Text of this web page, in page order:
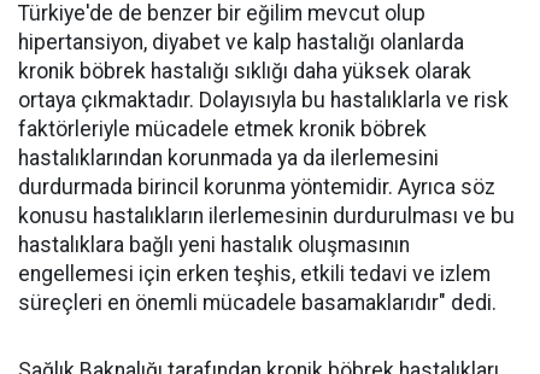
Türkiye'de de benzer bir eğilim mevcut olup
hipertansiyon, diyabet ve kalp hastalığı olanlarda
kronik böbrek hastalığı sıklığı daha yüksek olarak
ortaya çıkmaktadır. Dolayısıyla bu hastalıklarla ve risk
faktörleriyle mücadele etmek kronik böbrek
hastalıklarından korunmada ya da ilerlemesini
durdurmada birincil korunma yöntemidir. Ayrıca söz
konusu hastalıkların ilerlemesinin durdurulması ve bu
hastalıklara bağlı yeni hastalık oluşmasının
engellemesi için erken teşhis, etkili tedavi ve izlem
süreçleri en önemli mücadele basamaklarıdır" dedi.